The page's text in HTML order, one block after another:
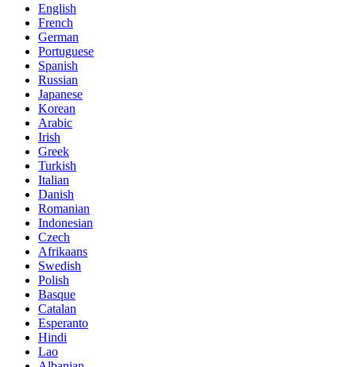
English
French
German
Portuguese
Spanish
Russian
Japanese
Korean
Arabic
Irish
Greek
Turkish
Italian
Danish
Romanian
Indonesian
Czech
Afrikaans
Swedish
Polish
Basque
Catalan
Esperanto
Hindi
Lao